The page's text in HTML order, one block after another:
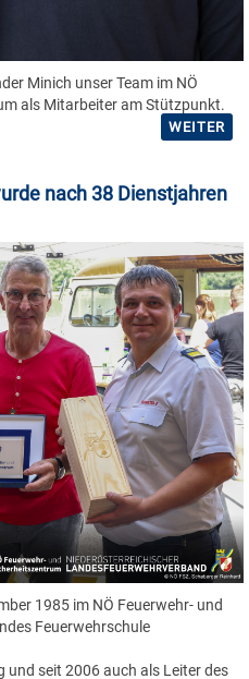
Minich unser Team im NÖ
als Mitarbeiter am Stützpunkt.
WEITER
nach 38 Dienstjahren
1985 im NÖ Feuerwehr- und
Feuerwehrschule
seit 2006 auch als Leiter des